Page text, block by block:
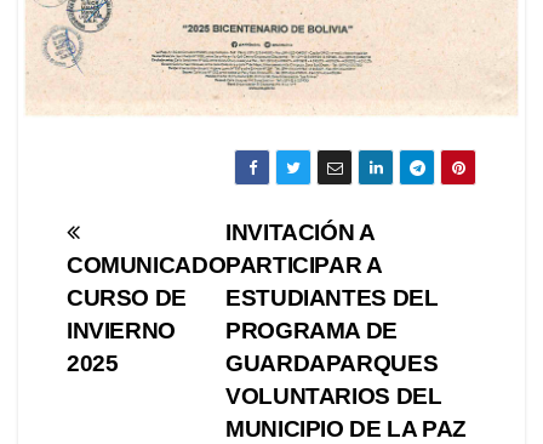
Navegación
de
entradas
INVITACIÓN A
PARTICIPAR A
ESTUDIANTES DEL
PROGRAMA DE
GUARDAPARQUES
VOLUNTARIOS DEL
MUNICIPIO DE LA PAZ
COMUNICADO
CURSO DE
INVIERNO
2025